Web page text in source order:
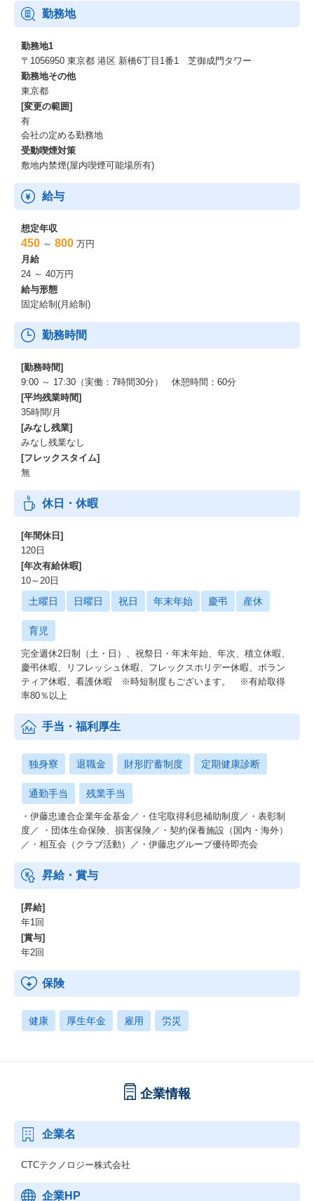
勤務地
勤務地1
〒1056950 東京都 港区 新橋6丁目1番1 芝御成門タワー
勤務地その他
東京都
[変更の範囲]
有
会社の定める勤務地
受動喫煙対策
敷地内禁煙(屋内喫煙可能場所有)
給与
想定年収
450 ～ 800 万円
月給
24 ～ 40万円
給与形態
固定給制(月給制)
勤務時間
[勤務時間]
9:00 ～ 17:30（実働：7時間30分） 休憩時間：60分
[平均残業時間]
35時間/月
[みなし残業]
みなし残業なし
[フレックスタイム]
無
休日・休暇
[年間休日]
120日
[年次有給休暇]
10～20日
土曜日 日曜日 祝日 年末年始 慶弔 産休
育児
完全週休2日制（土・日）、祝祭日・年末年始、年次、積立休暇、
慶弔休暇、リフレッシュ休暇、フレックスホリデー休暇、ボラン
ティア休暇、看護休暇 ※時短制度もございます。 ※有給取得
率80％以上
手当・福利厚生
独身寮 退職金 財形貯蓄制度 定期健康診断
通勤手当 残業手当
・伊藤忠連合企業年金基金／・住宅取得利息補助制度／・表彰制
度／ ・団体生命保険、損害保険／・契約保養施設（国内・海外）
／・相互会（クラブ活動）／・伊藤忠グループ優待即売会
昇給・賞与
[昇給]
年1回
[賞与]
年2回
保険
健康 厚生年金 雇用 労災
企業情報
企業名
CTCテクノロジー株式会社
企業HP